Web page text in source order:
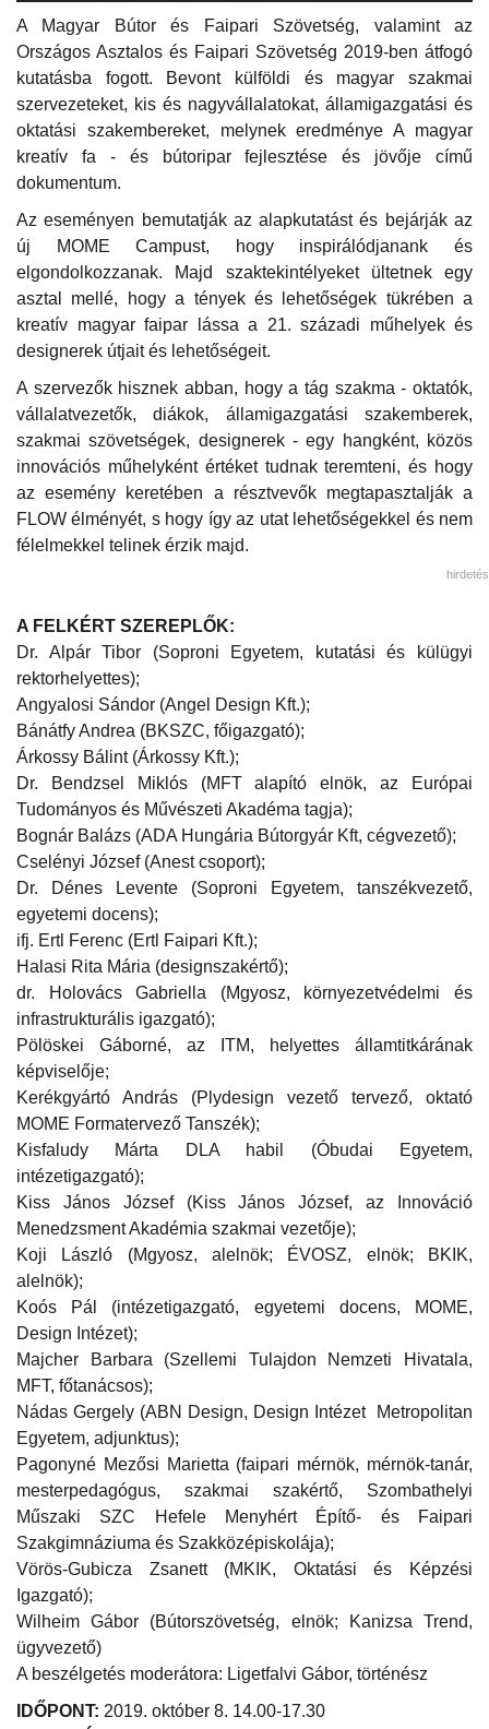
A Magyar Bútor és Faipari Szövetség, valamint az
Országos Asztalos és Faipari Szövetség 2019-ben átfogó
kutatásba fogott. Bevont külföldi és magyar szakmai
szervezeteket, kis és nagyvállalatokat, államigazgatási és
oktatási szakembereket, melynek eredménye A magyar
kreatív fa - és bútoripar fejlesztése és jövője című
dokumentum.
Az eseményen bemutatják az alapkutatást és bejárják az
új MOME Campust, hogy inspirálódjanank és
elgondolkozzanak. Majd szaktekintélyeket ültetnek egy
asztal mellé, hogy a tények és lehetőségek tükrében a
kreatív magyar faipar lássa a 21. századi műhelyek és
designerek útjait és lehetőségeit.
A szervezők hisznek abban, hogy a tág szakma - oktatók,
vállalatvezetők, diákok, államigazgatási szakemberek,
szakmai szövetségek, designerek - egy hangként, közös
innovációs műhelyként értéket tudnak teremteni, és hogy
az esemény keretében a résztvevők megtapasztalják a
FLOW élményét, s hogy így az utat lehetőségekkel és nem
félelmekkel telinek érzik majd. ​
hirdetés
A FELKÉRT SZEREPLŐK:
Dr. Alpár Tibor (Soproni Egyetem, kutatási és külügyi
rektorhelyettes);
Angyalosi Sándor (Angel Design Kft.);
Bánátfy Andrea (BKSZC, főigazgató);
Árkossy Bálint (Árkossy Kft.);
Dr. Bendzsel Miklós (MFT alapító elnök, az Európai
Tudományos és Művészeti Akadéma tagja);
Bognár Balázs (ADA Hungária Bútorgyár Kft, cégvezető);
Cselényi József (Anest csoport);
Dr. Dénes Levente (Soproni Egyetem, tanszékvezető,
egyetemi docens);
ifj. Ertl Ferenc (Ertl Faipari Kft.);
Halasi Rita Mária (designszakértő);
dr. Holovács Gabriella (Mgyosz, környezetvédelmi és
infrastrukturális igazgató);
Pölöskei Gáborné, az ITM, helyettes államtitkárának
képviselője;
Kerékgyártó András (Plydesign vezető tervező, oktató
MOME Formatervező Tanszék);
Kisfaludy Márta DLA habil (Óbudai Egyetem,
intézetigazgató);
Kiss János József (Kiss János József, az Innováció
Menedzsment Akadémia szakmai vezetője);
Koji László (Mgyosz, alelnök; ÉVOSZ, elnök; BKIK,
alelnök);
Koós Pál (intézetigazgató, egyetemi docens, MOME,
Design Intézet);
Majcher Barbara (Szellemi Tulajdon Nemzeti Hivatala,
MFT, főtanácsos);
Nádas Gergely (ABN Design, Design Intézet Metropolitan
Egyetem, adjunktus);
Pagonyné Mezősi Marietta (faipari mérnök, mérnök-tanár,
mesterpedagógus, szakmai szakértő, Szombathelyi
Műszaki SZC Hefele Menyhért Építő- és Faipari
Szakgimnáziuma és Szakközépiskolája);
Vörös-Gubicza Zsanett (MKIK, Oktatási és Képzési
Igazgató);
Wilheim Gábor (Bútorszövetség, elnök; Kanizsa Trend,
ügyvezető)
A beszélgetés moderátora: Ligetfalvi Gábor, történész
IDŐPONT: 2019. október 8. 14.00-17.30